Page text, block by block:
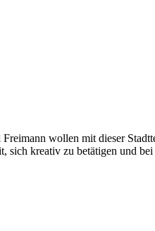
wollen mit dieser
sich kreativ zu betätigen und